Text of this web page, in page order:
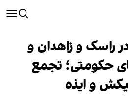
راسک و زاهدان و
حکومتی؛ تجمع
و ایذه